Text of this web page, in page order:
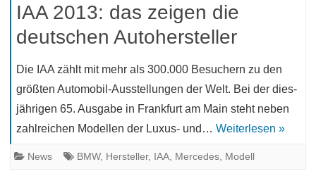
IAA 2013: das zeigen die
deutschen Autohersteller
Die IAA zählt mit mehr als 300.000 Besuchern zu den
größten Automobil-Ausstellungen der Welt. Bei der dies­
jährigen 65. Ausgabe in Frankfurt am Main steht neben
zahlreichen Mo­dellen der Luxus- und… Weiterlesen »
News BMW, Hersteller, IAA Mercedes Modell